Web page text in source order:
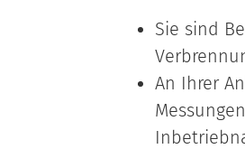
Sie sind
An Ihrer